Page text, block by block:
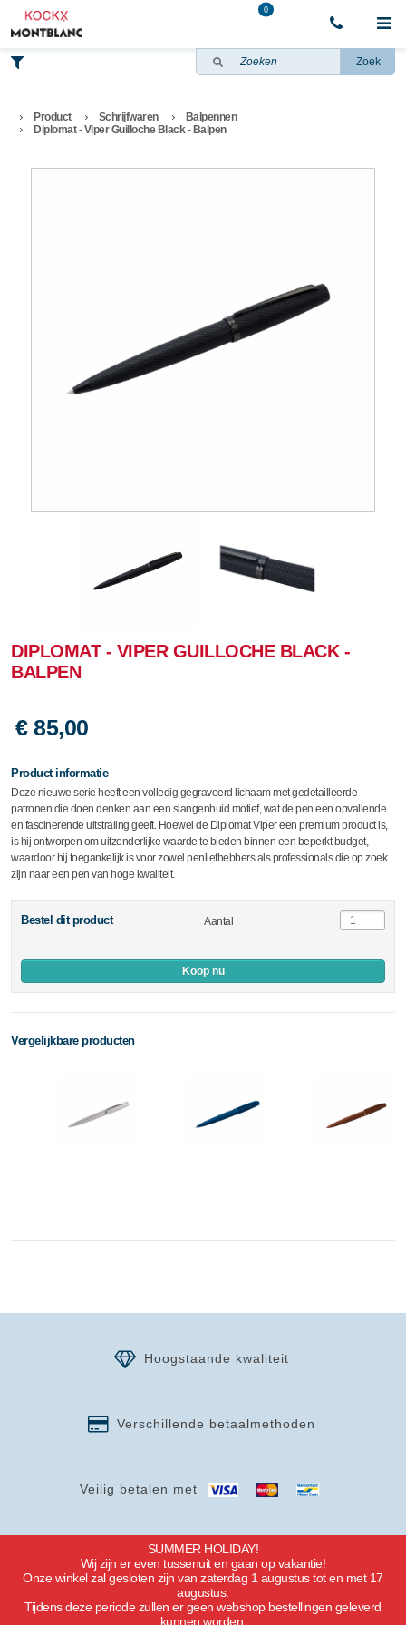
0
Zoek
Product Schrijfwaren
Balpennen
Diplomat - Viper Guilloche Black - Balpen
DIPLOMAT - VIPER GUILLOCHE BLACK -
BALPEN
€ 85,00
Product informatie
Deze nieuwe serie heeft een volledig gegraveerd lichaam met gedetailleerde
patronen die doen denken aan een slangenhuid motief, wat de pen een opvallende
en fascinerende uitstraling geeft. Hoewel de Diplomat Viper een premium product is,
is hij ontworpen om uitzonderlijke waarde te bieden binnen een beperkt budget,
waardoor hij toegankelijk is voor zowel penliefhebbers als professionals die op zoek
zijn naar een pen van hoge kwaliteit.
Bestel dit product Aantal
Koop nu
Vergelijkbare producten
Veilig betalen met
Verschillende betaalmethoden
Hoogstaande kwaliteit
SUMMER HOLIDAY!
Wij zijn er even tussenuit en gaan op vakantie!
Onze winkel zal gesloten zijn van zaterdag 1 augustus tot en met 17
augustus.
Tijdens deze periode zullen er geen webshop bestellingen geleverd
kunnen worden.